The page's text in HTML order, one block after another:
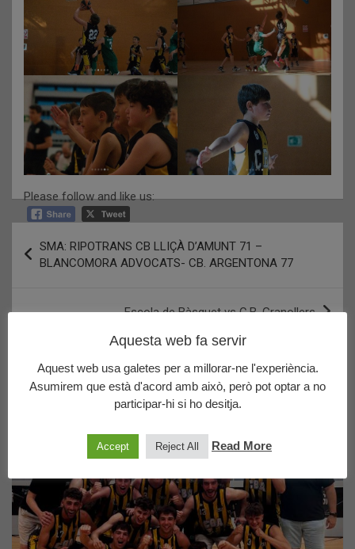
Please follow and like us:
d'entrades
SMA: RIPOTRANS CB LLIÇÀ D’AMUNT 71 –
BLANCOMORA ADVOCATS- CB. ARGENTONA 77
Escola de Bàsquet vs C.B. Granollers
Últims posts publicats
Aquesta web fa servir
Aquest web usa galetes per a millorar-ne l'experiència.
Asumirem que està d'acord amb això, però pot optar a no
participar-hi si ho desitja.
Accept Reject All Read More